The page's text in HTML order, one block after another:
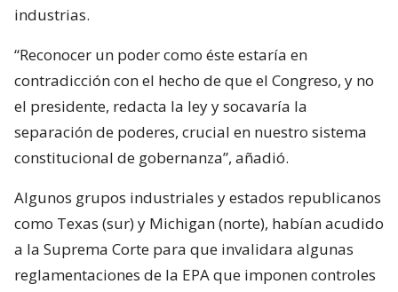
industrias.
“Reconocer un poder como éste estaría en
contradicción con el hecho de que el Congreso, y no
el presidente, redacta la ley y socavaría la
separación de poderes, crucial en nuestro sistema
constitucional de gobernanza”, añadió.
Algunos grupos industriales y estados republicanos
como Texas (sur) y Michigan (norte), habían acudido
a la Suprema Corte para que invalidara algunas
reglamentaciones de la EPA que imponen controles